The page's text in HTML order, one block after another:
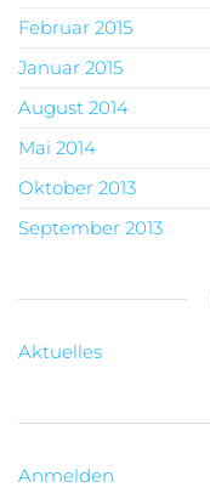
Februar 2015
Januar 2015
August 2014
Mai 2014
Oktober 2013
September 2013
Aktuelles
Anmelden